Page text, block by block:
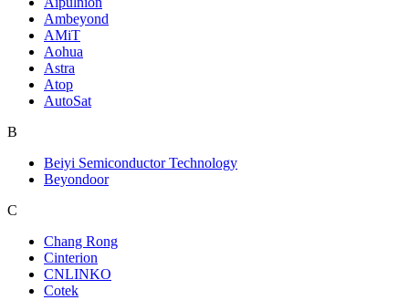
Ambeyond
AMiT
Aohua
Astra
Atop
AutoSat
B
Beiyi Semiconductor Technology
Beyondoor
C
Chang Rong
Cinterion
CNLINKO
Cotek